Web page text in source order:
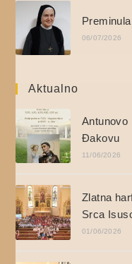
06/07/2026
Aktualno
Antunovo
Đakovu
11/06/2026
Zlatna
Srca
01/06/2026